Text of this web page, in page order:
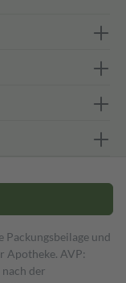
Packungsbeilage und
Apotheke. AVP:
der